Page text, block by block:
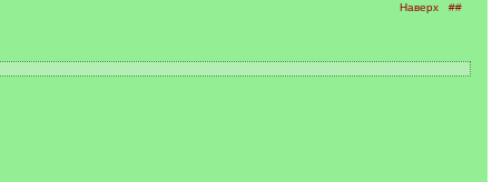
Наверх ##